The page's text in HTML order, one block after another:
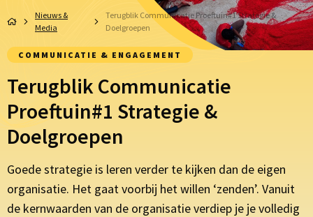
Nieuws &
Media
Terugblik Communicatie Proeftuin#1 Strategie &
Doelgroepen
COMMUNICATIE & ENGAGEMENT
Terugblik Communicatie
Proeftuin#1 Strategie &
Doelgroepen
Goede strategie is leren verder te kijken dan de eigen
organisatie. Het gaat voorbij het willen ‘zenden’. Vanuit
de kernwaarden van de organisatie verdiep je je volledig